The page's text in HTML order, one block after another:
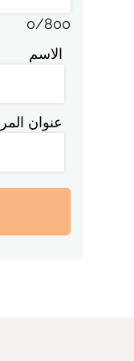
0/800
الاسم
عنوان